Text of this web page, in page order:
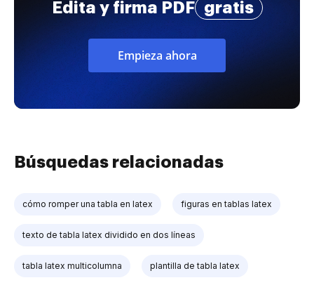
Edita y firma PDF gratis
Empieza ahora
Búsquedas relacionadas
cómo romper una tabla en latex figuras en tablas latex
texto de tabla latex dividido en dos líneas
tabla latex multicolumna plantilla de tabla latex